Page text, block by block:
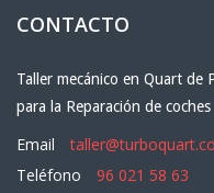
CONTACTO
Taller mecánico en Quart de
para la Reparación de coches
Email
Teléfono
96 021 58 63